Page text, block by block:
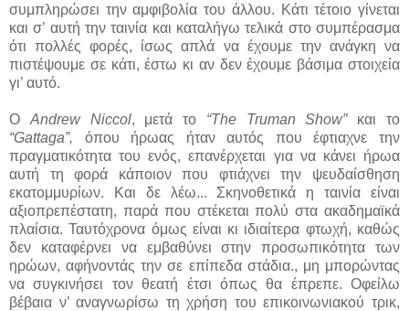
συμπληρώσει την αμφιβολία του άλλου. Κάτι τέτοιο γίνεται
και σ’ αυτή την ταινία και καταλήγω τελικά στο συμπέρασμα
ότι πολλές φορές, ίσως απλά να έχουμε την ανάγκη να
πιστέψουμε σε κάτι, έστω κι αν δεν έχουμε βάσιμα στοιχεία
γι’ αυτό.
Ο Andrew Niccol, μετά το “The Truman Show”και το
“Gattaga”, όπου ήρωας ήταν αυτός που έφτιαχνε την
πραγματικότητα του ενός, επανέρχεται για να κάνει ήρωα
αυτή τη φορά κάποιον που φτιάχνει την ψευδαίσθηση
εκατομμυρίων. Και δε λέω... Σκηνοθετικά η ταινία είναι
αξιοπρεπέστατη, παρά που στέκεται πολύ στα ακαδημαϊκά
πλαίσια. Ταυτόχρονα όμως είναι κι ιδιαίτερα φτωχή, καθώς
δεν καταφέρνει να εμβαθύνει στην προσωπικότητα των
ηρώων, αφήνοντάς την σε επίπεδα στάδια., μη μπορώντας
να συγκινήσει τον θεατή έτσι όπως θα έπρεπε. Οφείλω
βέβαια ν’ αναγνωρίσω τη χρήση του επικοινωνιακού τρικ,